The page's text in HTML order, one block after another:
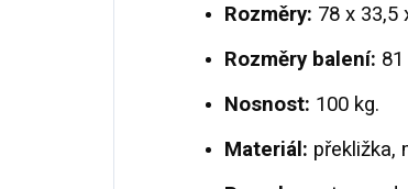
Rozměry: 78 x 33,5
Rozměry balení:
Nosnost: 100 kg.
Materiál: překližka,